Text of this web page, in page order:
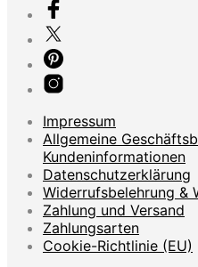
Impressum
Allgemeine
Kundeninformationen
Datenschutzerklärung
Widerrufsbelehrung &
Zahlung und Versand
Zahlungsarten
Cookie-Richtlinie (EU)